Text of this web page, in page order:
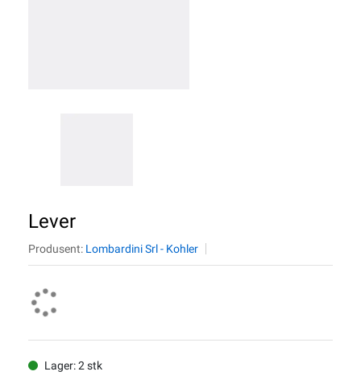
Lever
Produsent: Lombardini Srl - Kohler
Lager: 2 stk